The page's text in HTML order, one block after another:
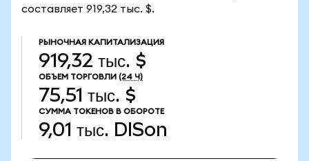
составляет 919,32 тыс. $.
РЫНОЧНАЯ КАПИТАЛИЗАЦИЯ
919,32 тыс. $
ОБЪЕМ ТОРГОВЛИ (24 Ч)
75,51 тыс. $
СУММА ТОКЕНОВ В ОБОРОТЕ
9,01 тыс. DISon